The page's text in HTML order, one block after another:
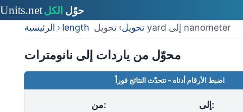
الرئيسية › length تحويل› تحويل yard إلى nanometer
محوّل من ياردات إلى نانومترات
اضبط الأرقام أدناه – تتحدّث النتائج فوراً
من: إلى: